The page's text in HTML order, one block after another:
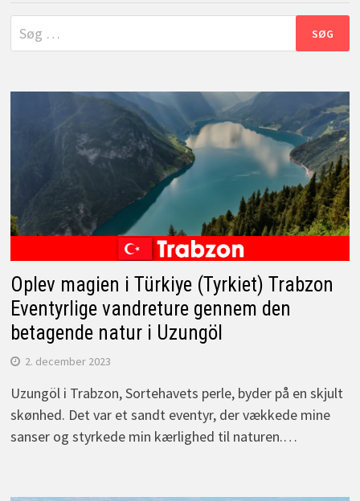
Søg
efter:
Oplev magien i Türkiye (Tyrkiet) Trabzon
Eventyrlige vandreture gennem den
betagende natur i Uzungöl
2. december 2023
Uzungöl i Trabzon, Sortehavets perle, byder på en skjult
skønhed. Det var et sandt eventyr, der vækkede mine
sanser og styrkede min kærlighed til naturen.…